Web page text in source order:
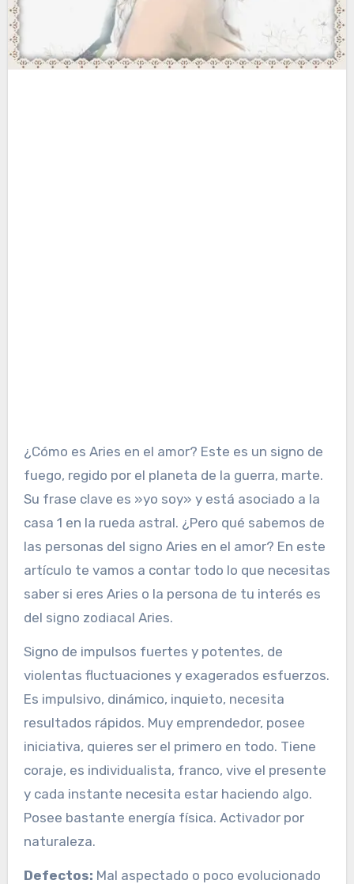
¿Cómo es Aries en el amor? Este es un signo de
fuego, regido por el planeta de la guerra, marte.
Su frase clave es »yo soy» y está asociado a la
casa 1 en la rueda astral. ¿Pero qué sabemos de
las personas del signo Aries en el amor? En este
artículo te vamos a contar todo lo que necesitas
saber si eres Aries o la persona de tu interés es
del signo zodiacal Aries.
Signo de impulsos fuertes y potentes, de
violentas fluctuaciones y exagerados esfuerzos.
Es impulsivo, dinámico, inquieto, necesita
resultados rápidos. Muy emprendedor, posee
iniciativa, quieres ser el primero en todo. Tiene
coraje, es individualista, franco, vive el presente
y cada instante necesita estar haciendo algo.
Posee bastante energía física. Activador por
naturaleza.
Defectos: Mal aspectado o poco evolucionado